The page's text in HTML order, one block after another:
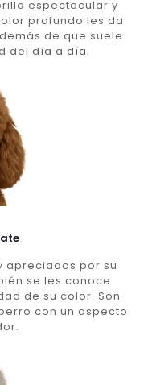
espectacular y
profundo les da
de que suele
del día a día.
apreciados por su
se les conoce
de su color. Son
con un aspecto